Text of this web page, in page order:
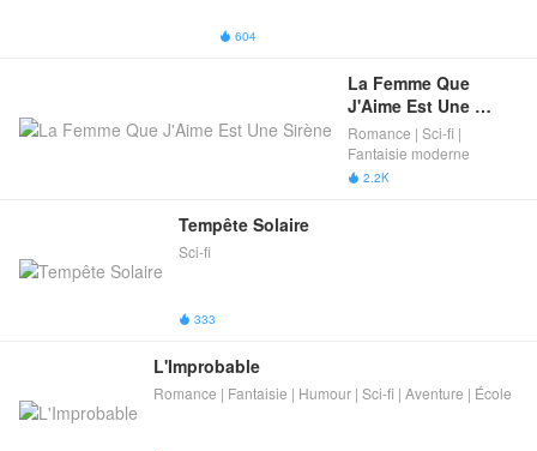
 604
La Femme Que
J'Aime Est Une
Sirène
Romance | Sci-fi |
Fantaisie moderne
 2.2K
Tempête Solaire
Sci-fi
 333
L'Improbable
Romance | Fantaisie | Humour | Sci-fi | Aventure | École